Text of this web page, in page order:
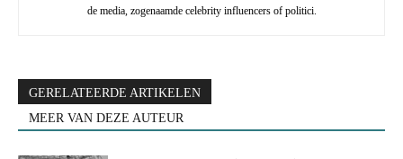
de media, zogenaamde celebrity influencers of politici.
GERELATEERDE ARTIKELEN
MEER VAN DEZE AUTEUR